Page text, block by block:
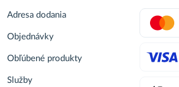
Adresa dodania
Objednávky
Obľúbené produkty
Služby